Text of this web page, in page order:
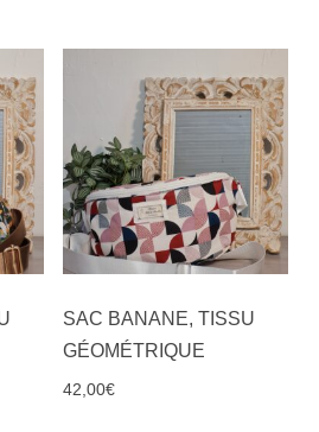
SAC BANANE, TISSU
GÉOMÉTRIQUE
42,00€